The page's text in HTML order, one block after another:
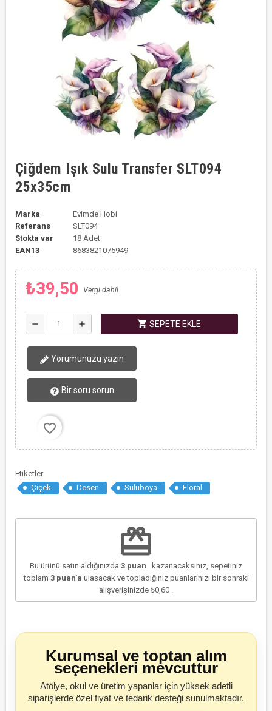
Çiğdem Işık Sulu Transfer SLT094
25x35cm
Marka
Evimde Hobi
Referans
SLT094
Stokta var
18 Adet
EAN13
8683821075949
₺39,50 Vergi dahil
remove add shopping_cart SEPETE EKLE
Yorumunuzu yazın
Bir soru sorun
favorite_border
Etiketler
Çiçek
Desen Suluboya Floral
redeem
Bu ürünü satın aldığınızda 3 puan . kazanacaksınız, sepetiniz
toplam 3puan'a ulaşacak ve topladığınız puanlarınızı bir sonraki
alışverişinizde ₺0,60
Kurumsal ve toptan alım
seçenekleri mevcuttur
Atölye, okul ve üretim yapanlar için yüksek adetli
siparişlerde özel fiyat ve tedarik desteği sunulmaktadır.